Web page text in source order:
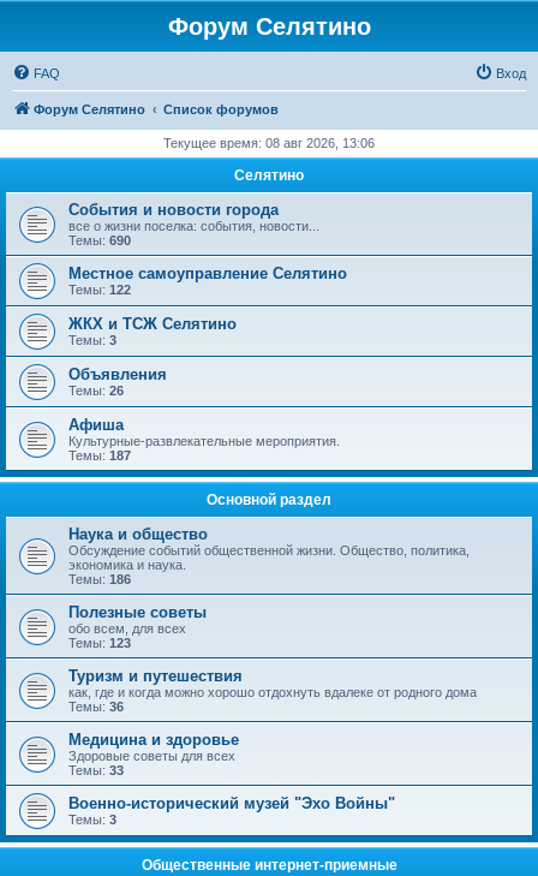
Форум Селятино
FAQ Вход
Форум Селятино Список форумов
Текущее время: 08 авг 2026, 13:06
Селятино
События и новости города
все о жизни поселка: события, новости...
Темы: 690
Местное самоуправление Селятино
Темы: 122
ЖКХ и ТСЖ Селятино
Темы: 3
Объявления
Темы: 26
Афиша
Культурные-развлекательные мероприятия.
Темы: 187
Основной раздел
Наука и общество
Обсуждение событий общественной жизни. Общество, политика,
экономика и наука.
Темы: 186
Полезные советы
обо всем, для всех
Темы: 123
Туризм и путешествия
как, где и когда можно хорошо отдохнуть вдалеке от родного дома
Темы: 36
Медицина и здоровье
Здоровые советы для всех
Темы: 33
Военно-исторический музей "Эхо Войны"
Темы: 3
Общественные интернет-приемные